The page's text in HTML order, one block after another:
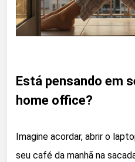
Está pensando em
home office?
Imagine acordar, abrir o
seu café da manhã na